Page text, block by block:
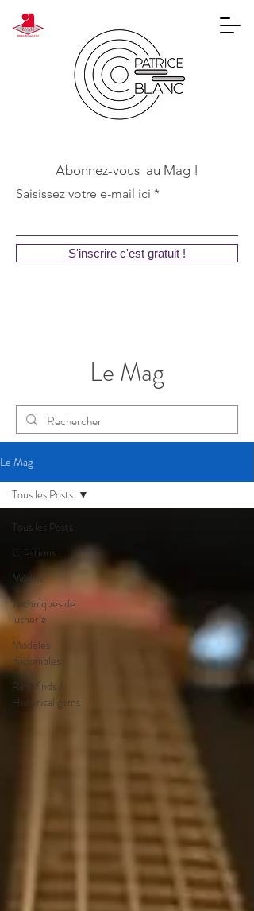
Abonnez-vous au Mag !
Saisissez votre e-mail ici
S'inscrire c'est gratuit !
Le Mag
Le Mag
Tous les Posts
Créations
Médias
Techniques de
lutherie
Modèles
disponibles
Rare finds /
Historical gems
Tous les Posts